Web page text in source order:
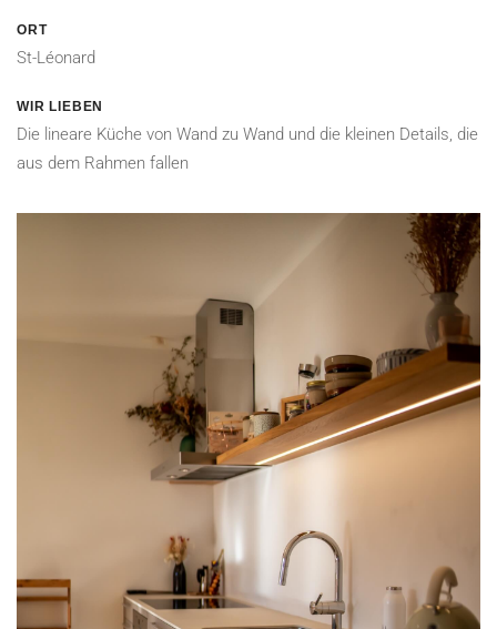
ORT
St-Léonard
WIR LIEBEN
Die lineare Küche von Wand zu Wand und die kleinen Details, die
aus dem Rahmen fallen